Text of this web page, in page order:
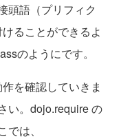
頭語（プリフィク
ることができるよ
のようにです。
を確認していきま
い。dojo.require の
は、